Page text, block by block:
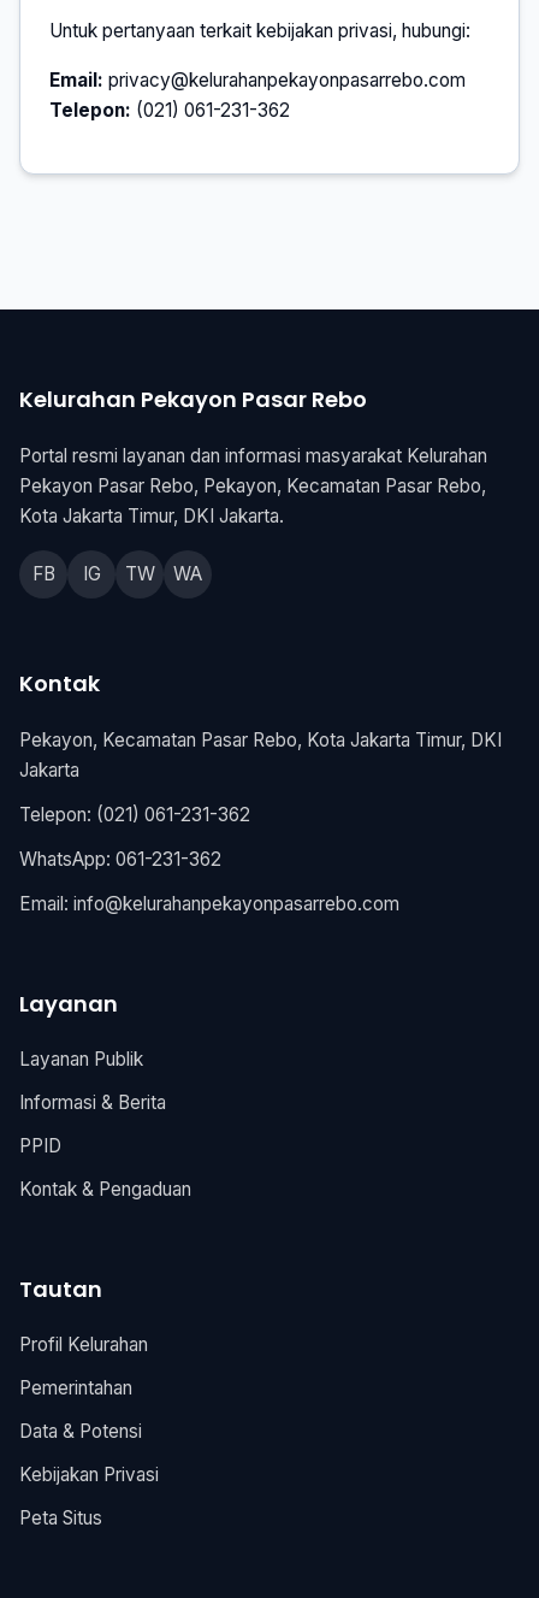
Untuk pertanyaan terkait kebijakan privasi, hubungi:
Email: privacy@kelurahanpekayonpasarrebo.com
Telepon: (021) 061-231-362
Kelurahan Pekayon Pasar Rebo
Portal resmi layanan dan informasi masyarakat Kelurahan
Pekayon Pasar Rebo, Pekayon, Kecamatan Pasar Rebo,
Kota Jakarta Timur, DKI Jakarta.
FB IG TW WA
Kontak
Pekayon, Kecamatan Pasar Rebo, Kota Jakarta Timur, DKI
Jakarta
Telepon: (021) 061-231-362
WhatsApp: 061-231-362
Email: info@kelurahanpekayonpasarrebo.com
Layanan
Layanan Publik
Informasi & Berita
PPID
Kontak & Pengaduan
Tautan
Profil Kelurahan
Pemerintahan
Data & Potensi
Kebijakan Privasi
Peta Situs